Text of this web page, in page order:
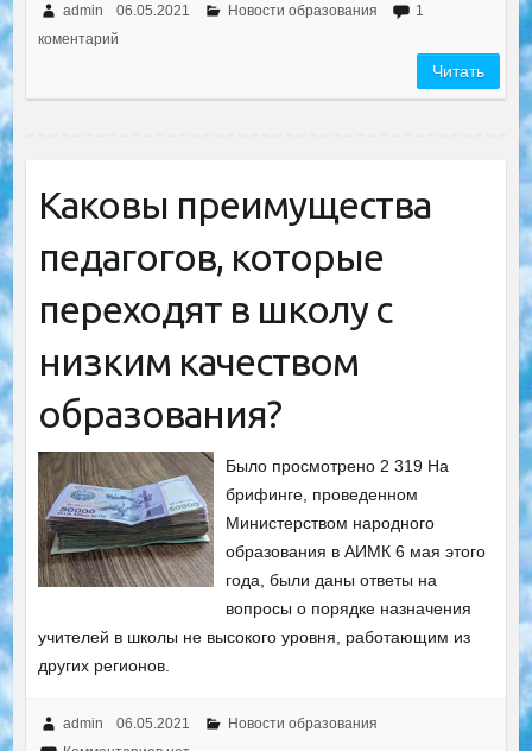
admin 06.05.2021 Новости образования
1
коментарий
Читать
Каковы преимущества
педагогов, которые
переходят в школу с
низким качеством
образования?
Было просмотрено 2 319 На
брифинге, проведенном
Министерством народного
образования в АИМК 6 мая этого
года, были даны ответы на
вопросы о порядке назначения
учителей в школы не высокого уровня, работающим из
других регионов.
admin 06.05.2021
Новости образования